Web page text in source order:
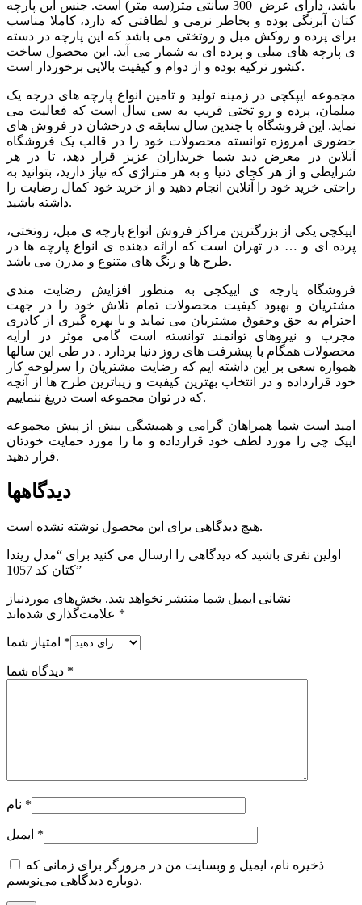
باشد، دارای عرض 300 سانتی متر(سه متر) است. جنس این پارچه
کتان آبرنگی بوده و بخاطر نرمی و لطافتی که دارد، کاملا مناسب
برای پرده و روکش مبل و روتختی می باشد که این پارچه در دسته
ی پارچه های مبلی و پرده ای به شمار می آید. این محصول ساخت
کشور ترکیه بوده و از دوام و کیفیت بالایی برخوردار است.
مجموعه ایپکچی در زمینه تولید و تامین انواع پارچه های درجه یک
مبلمان، پرده و رو تختی قریب به سی سال است که فعالیت می
نماید. این فروشگاه با چندین سال سابقه ی درخشان در فروش های
حضوری امروزه توانسته محصولات خود را در قالب یک فروشگاه
آنلاین در معرض دید شما خریداران عزیز قرار دهد، تا در هر
شرایطی و از هر کجای دنیا و به هر متراژی که نیاز دارید، بتوانید به
راحتی خرید خود را آنلاین انجام دهید و از خرید خود کمال رضایت را
داشته باشید.
ایپکچی یکی از بزرگترین مراکز فروش انواع پارچه ی مبل، روتختی،
پرده ای و … در تهران است که ارائه دهنده ی انواع پارچه ها در
طرح ها و رنگ های متنوع و مدرن می باشد.
فروشگاه پارچه ی ایپکچی به منظور افزايش رضايت مندي
مشتريان و بهبود کيفيت محصولات تمام تلاش خود را در جهت
احترام به حق وحقوق مشتريان می نماید و با بهره گیری از کادری
مجرب و نیروهای توانمند توانسته است گامی موثر در ارايه
محصولات همگام با پیشرفت های روز دنیا بردارد . در طی این سالها
همواره سعی بر این داشته ایم که رضایت مشتریان را سرلوحه کار
خود قرارداده و در انتخاب بهترین کیفیت و زیباترین طرح ها از آنچه
که در توان مجموعه است دریغ ننماییم.
امید است شما همراهان گرامی و همیشگی بیش از پیش مجموعه
ایپک چی را مورد لطف خود قرارداده و ما را مورد حمایت خودتان
قرار دهید.
دیدگاهها
هیچ دیدگاهی برای این محصول نوشته نشده است.
اولین نفری باشید که دیدگاهی را ارسال می کنید برای “مدل ریندا
کتان کد 1057”
نشانی ایمیل شما منتشر نخواهد شد. بخش‌های موردنیاز
*
*
*
*
*
ذخیره نام، ایمیل و وبسایت من در مرورگر برای زمانی که
دوباره دیدگاهی می‌نویسم.